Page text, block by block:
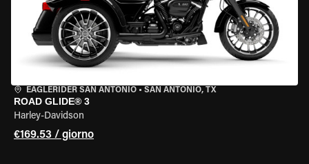
EAGLERIDER SAN ANTONIO • SAN ANTONIO, TX
ROAD GLIDE® 3
Harley-Davidson
€169.53 / giorno